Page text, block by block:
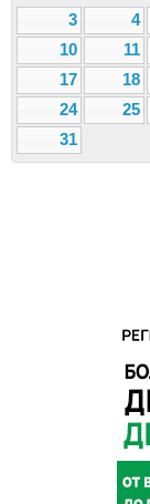
3
4
10
11
17
18
24
25
31